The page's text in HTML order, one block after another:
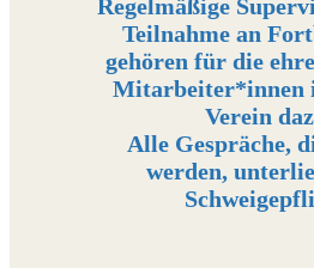
Regelmäßige
Teilnahme an
gehören für die
Mitarbeiter*innen
Verein
Alle Gespräche,
werden,